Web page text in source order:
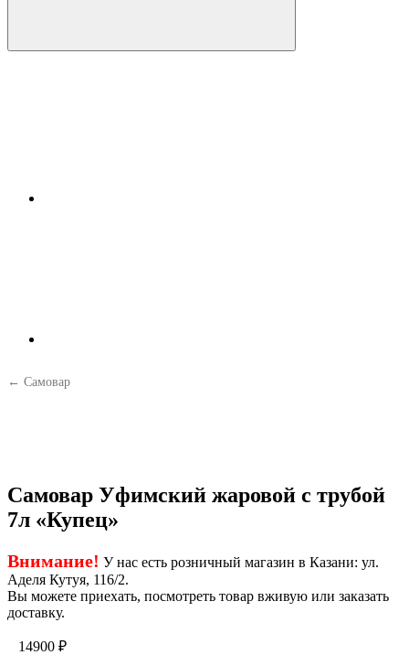
← Самовар
Самовар Уфимский жаровой с трубой
7л «Купец»
Внимание! У нас есть розничный магазин в Казани: ул.
Аделя Кутуя, 116/2.
Вы можете приехать, посмотреть товар вживую или заказать
доставку.
14900 ₽